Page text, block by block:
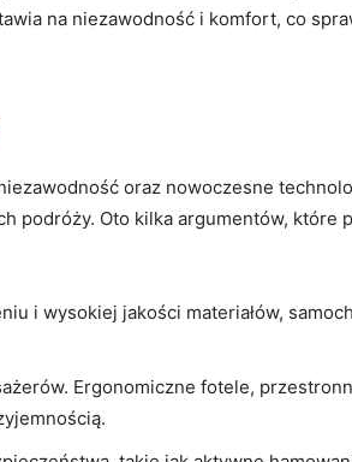
na niezawodność i komfort, co
oraz nowoczesne
podróży. Oto kilka argumentów, które
i wysokiej jakości materiałów,
Ergonomiczne fotele,